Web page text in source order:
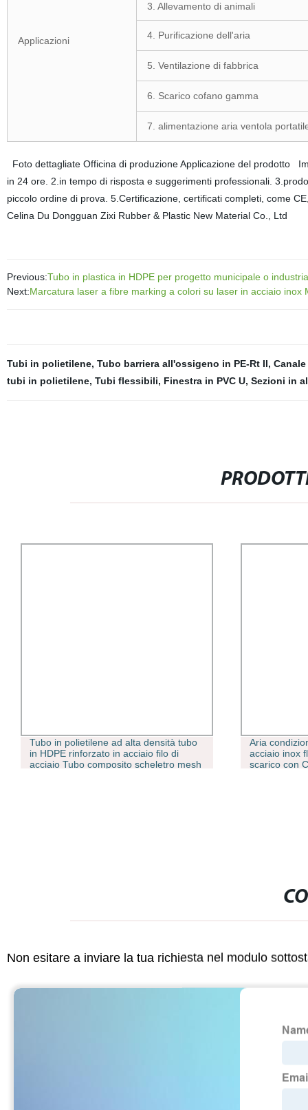
Applicazioni
3. Allevamento di animali
4. Purificazione dell'aria
5. Ventilazione di fabbrica
6. Scarico cofano gamma
7. alimentazione aria ventola
Foto dettagliate Officina di produzione Applicazione del prodotto
in 24 ore. 2.in tempo di risposta e suggerimenti professionali.
piccolo ordine di prova. 5.Certificazione, certificati completi, come
Celina Du Dongguan Zixi Rubber & Plastic New Material Co., Ltd
Previous:Tubo in plastica in HDPE per progetto municipale o
Next:Marcatura laser a fibre marking a colori su laser in acciaio inox
Tubi in polietilene, Tubo barriera all'ossigeno in PE-Rt II,
tubi in polietilene, Tubi flessibili, Finestra in PVC U, Sezioni in
Tubo in polietilene ad alta densità tubo
in HDPE rinforzato in acciaio filo di
acciaio Tubo composito scheletro mesh
Aria
acciaio inox
scarico con
Non esitare a inviare la tua richiesta nel modulo